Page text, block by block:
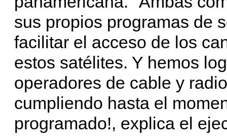
sus propios programas de
facilitar el acceso de los
estos satélites. Y hemos
operadores de cable y
cumpliendo hasta el
programado!, explica el